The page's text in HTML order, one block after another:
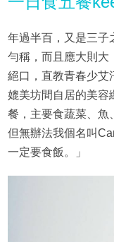
年過半百，又是三子
勻稱，而且應大則大
絕口，直教青春少艾
媲美坊間自居的美容
餐，主要食蔬菜、魚
但無辦法我個名叫
一定要食飯。」